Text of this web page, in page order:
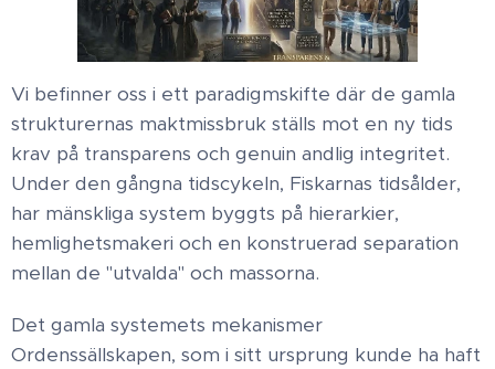
Vi befinner oss i ett paradigmskifte där de gamla
strukturernas maktmissbruk ställs mot en ny tids
krav på transparens och genuin andlig integritet.
Under den gångna tidscykeln, Fiskarnas tidsålder,
har mänskliga system byggts på hierarkier,
hemlighetsmakeri och en konstruerad separation
mellan de "utvalda" och massorna. ​
Det gamla systemets mekanismer
Ordenssällskapen, som i sitt ursprung kunde ha haft